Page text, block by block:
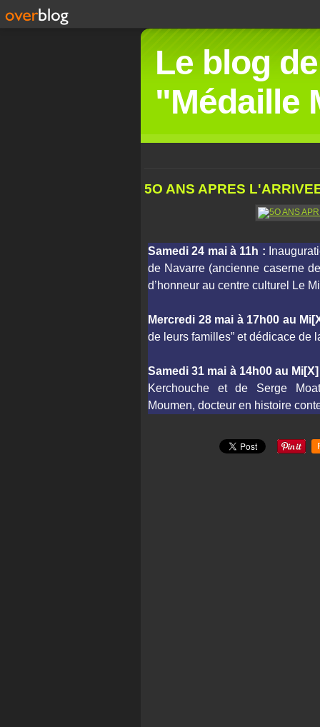
Le blog
"Médaille
5O ANS APRES
Samedi 24 mai à 11h :
de Navarre (ancienne caserne
d’honneur au centre culturel Le
Mercredi 28 mai à 17h00 au
de leurs familles” et dédicace de
Samedi 31 mai à 14h00 au Mi[X]
Kerchouche et de Serge
Moumen, docteur en histoire